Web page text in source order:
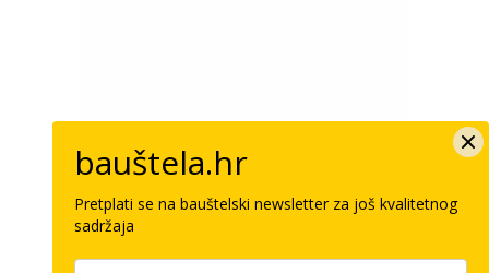
bauštela.hr
Pretplati se na bauštelski newsletter za još kvalitetnog
sadržaja